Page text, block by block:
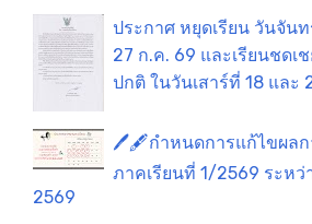
ประกาศ หยุดเรียน วันจัน
27 ก.ค. 69 และเรียนชดเ
ปกติ ในวันเสาร์ที่ 18 และ
🖊️🖋️กำหนดการแก้ไขผลก
ภาคเรียนที่ 1/2569 ระหว่
2569